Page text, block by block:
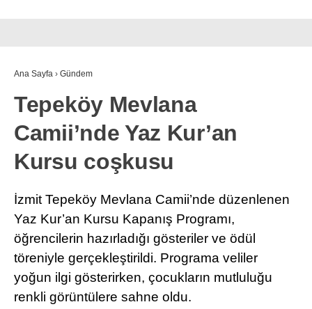
Ana Sayfa › Gündem
Tepeköy Mevlana
Camii’nde Yaz Kur’an
Kursu coşkusu
İzmit Tepeköy Mevlana Camii’nde düzenlenen
Yaz Kur’an Kursu Kapanış Programı,
öğrencilerin hazırladığı gösteriler ve ödül
töreniyle gerçekleştirildi. Programa veliler
yoğun ilgi gösterirken, çocukların mutluluğu
renkli görüntülere sahne oldu.